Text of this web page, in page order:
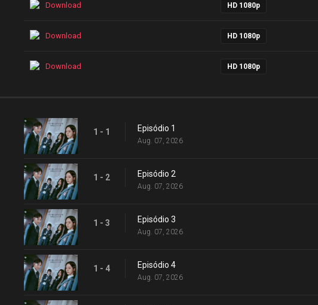
Download HD 1080p
Download HD 1080p
Download HD 1080p
1 - 1 Episódio 1
Aug. 07, 2026
1 - 2 Episódio 2
Aug. 07, 2026
1 - 3 Episódio 3
Aug. 07, 2026
1 - 4 Episódio 4
Aug. 07, 2026